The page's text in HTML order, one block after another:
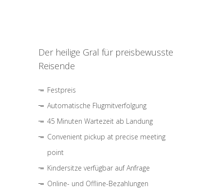
Der heilige Gral für preisbewusste
Reisende
Festpreis
Automatische Flugmitverfolgung
45 Minuten Wartezeit ab Landung
Convenient pickup at precise meeting
point
Kindersitze verfügbar auf Anfrage
Online- und Offline-Bezahlungen